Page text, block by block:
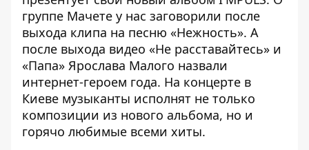
группе Мачете у нас заговорили после
выхода клипа на песню «Нежность». А
после выхода видео «Не расставайтесь» и
«Папа» Ярослава Малого назвали
интернет-героем года. На концерте в
Киеве музыканты исполнят не только
композиции из нового альбома, но и
горячо любимые всеми хиты.